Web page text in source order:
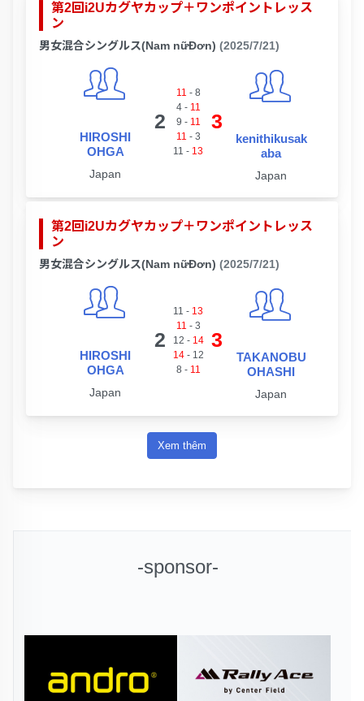
第2回i2Uカグヤカップ＋ワンポイントレッス
ン
男女混合シングルス(Nam nữĐơn) (2025/7/21)
HIROSHI
OHGA
Japan
2
11 - 8
4- 11
9 - 11
11 - 3
11 - 13
3
kenithikusak
aba
Japan
第2回i2Uカグヤカップ＋ワンポイントレッス
ン
男女混合シングルス(Nam nữĐơn) (2025/7/21)
HIROSHI
OHGA
Japan
2
11 - 13
11 - 3
12 - 14
14- 12
8 - 11
3
TAKANOBU
OHASHI
Japan
Xem thêm
-sponsor-